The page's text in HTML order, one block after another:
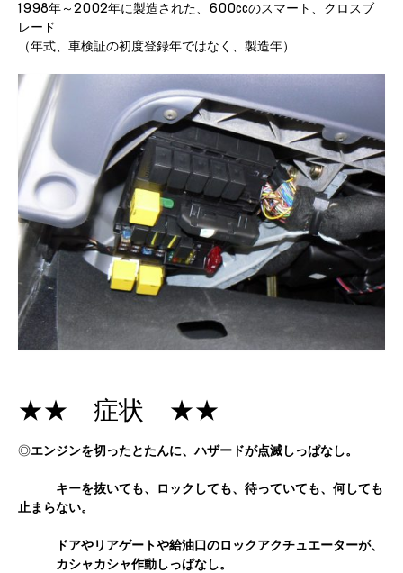
1998年～2002年に製造された、600ccのスマート、クロスブ
レード
（年式、車検証の初度登録年ではなく、製造年）
★★ 症状 ★★
◎エンジンを切ったとたんに、ハザードが点滅しっぱなし。
キーを抜いても、ロックしても、待っていても、何しても
止まらない。
ドアやリアゲートや給油口のロックアクチュエーターが、
カシャカシャ作動しっぱなし。